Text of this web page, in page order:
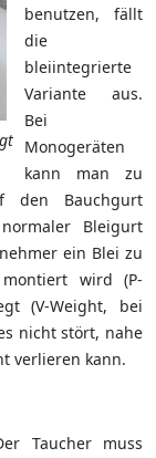
benutzen, fällt
die
bleiintegrierte
Variante aus.
Bei
Monogeräten
kann man zu
den Bauchgurt
Bleigurt
ein Blei zu
wird (P-
(V-Weight, bei
nicht stört, nahe
verlieren kann.
Taucher muss